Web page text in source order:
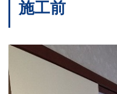
施工前